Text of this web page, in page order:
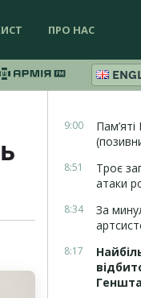
ПРО НАС
9:00
8:51
Троє
атаки
8:34
За
8:17